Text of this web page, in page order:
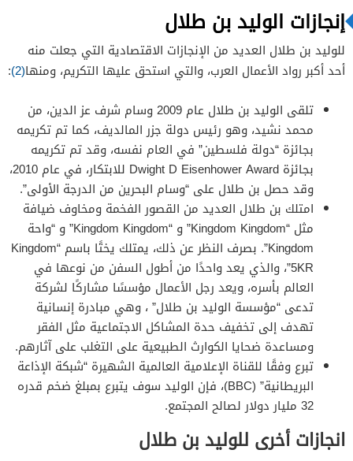
إنجازات الوليد بن طلال
للوليد بن طلال العديد من الإنجازات الاقتصادية التي جعلت منه
أحد أكبر رواد الأعمال العرب، والتي استحق عليها التكريم، ومنها(2)
:
تلقى الوليد بن طلال عام 2009 وسام شرف عز الدين، من
محمد نشيد، وهو رئيس دولة جزر المالديف، كما تم تكريمه
بجائزة “دولة فلسطين” في العام نفسه، وقد تم تكريمه
بجائزة Dwight D Eisenhower Award للابتكار، في عام 2010،
وقد حصل بن طلال على “وسام البحرين من الدرجة الأولى”.
امتلك بن طلال العديد من القصور الفخمة ومخاوف ضيافة
مثل “Kingdom Kingdom” و “Kingdom Kingdom” و “واحة
Kingdom”. بصرف النظر عن ذلك، يمتلك يختًا باسم “Kingdom
5KR”، والذي يعد واحدًا من أطول السفن من نوعها في
العالم بأسره، ويعد رجل الأعمال مؤسسًا مشاركًا لشركة
تدعى “مؤسسة الوليد بن طلال” ، وهي مبادرة إنسانية
تهدف إلى تخفيف حدة المشاكل الاجتماعية مثل الفقر
ومساعدة ضحايا الكوارث الطبيعية على التغلب على آثارهم.
تبرع وفقًا للقناة الإعلامية العالمية الشهيرة “شبكة الإذاعة
البريطانية” (BBC)، فإن الوليد سوف يتبرع بمبلغ ضخم قدره
32 مليار دولار لصالح المجتمع.
انجازات أخرى للوليد بن طلال